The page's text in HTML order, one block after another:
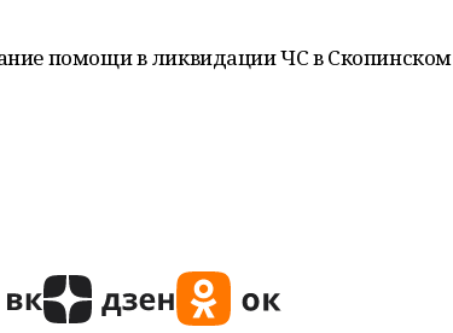
помощи в ликвидации ЧС в Скопинском